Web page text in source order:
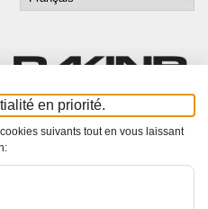
© Bucher+Walt 2011-2026
- Informations non contractuelles
en priorité.
suivants tout en vous laissant